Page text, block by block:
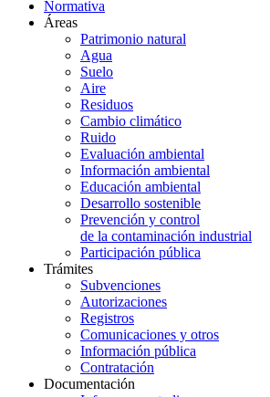
Normativa
Áreas
Patrimonio natural
Agua
Suelo
Aire
Residuos
Cambio climático
Ruido
Evaluación ambiental
Información ambiental
Educación ambiental
Desarrollo sostenible
Prevención y control
de la contaminación industrial
Participación pública
Trámites
Subvenciones
Autorizaciones
Registros
Comunicaciones y otros
Información pública
Contratación
Documentación